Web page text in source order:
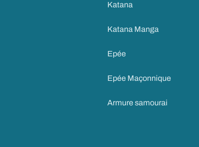
Katana
Katana Manga
Epée
Epée Maçonnique
Armure samourai